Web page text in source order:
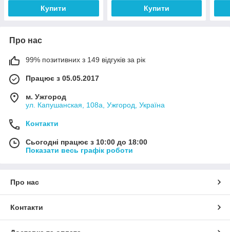
Купити Купити
Про нас
99% позитивних з 149 відгуків за рік
Працює з 05.05.2017
м. Ужгород
ул. Капушанская, 108а, Ужгород, Україна
Контакти
Сьогодні працює з 10:00 до 18:00
Показати весь графік роботи
Про нас
Контакти